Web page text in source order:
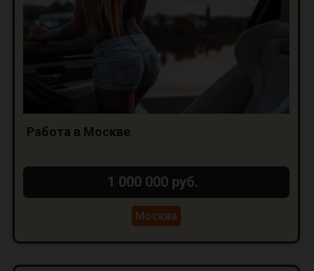
Работа в Москве
1 000 000 руб.
Москва